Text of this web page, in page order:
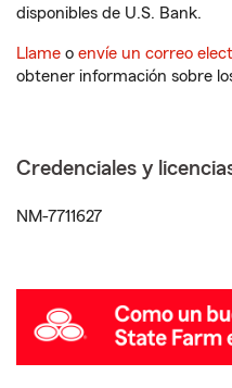
disponibles de U.S. Bank.
Llame o envíe un correo
obtener información sobre
Credenciales y
NM-7711627